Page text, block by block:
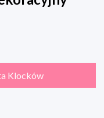
Klocków